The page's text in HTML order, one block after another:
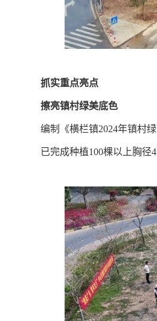
抓实重点亮点
擦亮镇村绿美底色
编制《横栏镇2024年镇村
已完成种植100棵以上胸径